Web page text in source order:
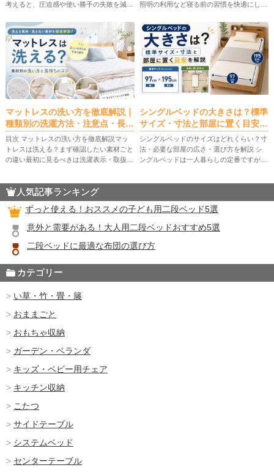
考えると、圧迫感や使い勝手の失敗を減ら
きポイント、ベッド種類による違い、配置
パターンの向き不向き、部屋を広 […]
照明の利用など寝る前の習慣を快適にしつ
るのが魅力です。 一方で、安全性（耐荷
重・柵・はしごや階段）、設置サ […]
マットレスの洗い方を徹底解説｜
種類別の洗濯方法・注意点・長持
ちさせるコツ
目次 マットレスの洗い方を徹底解説マッ
トレスは洗える？まず確認したい素材ごと
の違い最初に見るべきは洗濯表示・取扱説
きタイプの違い洗濯できるマット […]
シングルベッドの大きさは？標準
サイズ・寸法と部屋に置く目安を
解説
シングルベッドのサイズはどれくらい？寸
法・必要な部屋の広さ・選び方を解説 シ
ングルベッドは一人暮らしの定番ですが、
人気記事ランキング
ずっと使える！おススメの子ども用二段ベッド5選
意外と需要がある！大人用二段ベッドおすすめ5選
二段ベッドに最適な布団の選び方
カテゴリー
い草・竹・畳・籐
おままごと
おもちゃ収納
ガーデン・ベランダ
キッズ・ベビー用チェア
キッチン収納
こたつ
サイドテーブル
システムベッド
センターテーブル